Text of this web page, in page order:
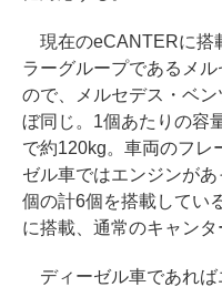
現在のeCANTERに搭
ラーグループであるメ
ので、メルセデス・ベ
ぼ同じ。1個あたりの容
で約120kg。車両のフレ
ゼル車ではエンジンが
個の計6個を搭載してい
に搭載、通常のキャンタ
ディーゼル車であれば